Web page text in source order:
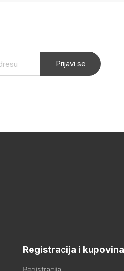
Prijavi se
Registracija i kupovina